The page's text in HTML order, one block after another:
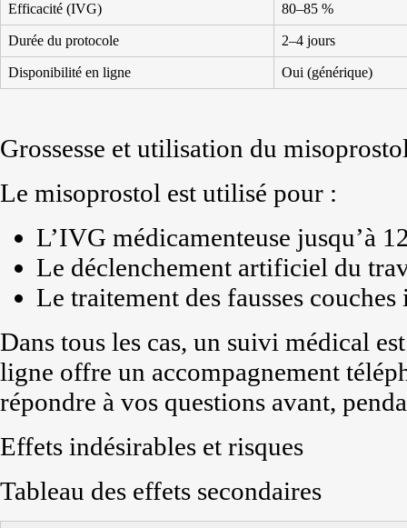
Efficacité (IVG) 80–85 %
Durée du protocole 2–4 jours
Disponibilité en ligne Oui (générique)
Grossesse et utilisation du
Le misoprostol est utilisé pour :
L’IVG médicamenteuse jusqu’à
Le déclenchement artificiel du
Le traitement des fausses
Dans tous les cas, un suivi médical
ligne offre un accompagnement
répondre à vos questions avant,
Effets indésirables et risques
Tableau des effets secondaires